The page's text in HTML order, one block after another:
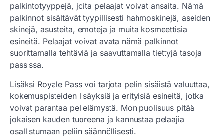
palkintotyyppejä, joita pelaajat voivat ansaita. Nämä
palkinnot sisältävät tyypillisesti hahmoskinejä, aseiden
skinejä, asusteita, emoteja ja muita kosmeettisia
esineitä. Pelaajat voivat avata nämä palkinnot
suorittamalla tehtäviä ja saavuttamalla tiettyjä tasoja
passissa.
Lisäksi Royale Pass voi tarjota pelin sisäistä valuuttaa,
kokemuspisteiden lisäyksiä ja erityisiä esineitä, jotka
voivat parantaa pelielämystä. Monipuolisuus pitää
jokaisen kauden tuoreena ja kannustaa pelaajia
osallistumaan peliin säännöllisesti.